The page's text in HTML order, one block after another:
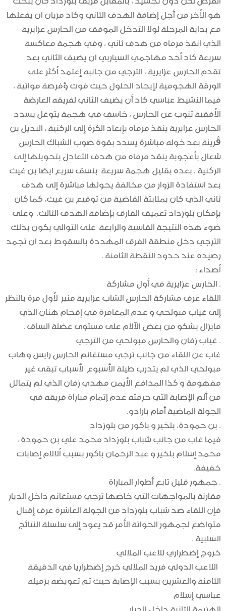
هو الأخر من أجل إضافة الهدف الثاني وكاد مزيان ان يفعلها
مع بداية المرحلة لولا التدخل الموفق من الحارس عزايرية
الذي انقذ مرماه من هدف ثاني ، وفي هجمة معاكسة
سريعة كاد أحد مهاجمي السياربي ان يضيف الثاني بعد
تقدم الحارس عزايرية ، الترجي من جانبه إعتمد أكثر على
الورقة الهجومية لإيجاد الحلول حيث فوت ؤفرصة مواتية ،
فيما النشيط عباسي كاد أن يضيف الثاني لفريقه العارضة
الأفقية تنوب عن الحارس ، خاسف في هجمة يتوغل يسدد
الحارس عزايرية ينقذ مرماه بإبعاد الكرة إلى الركنية ، البديل بن
ڨرينة بعد خوله مباشرة يسدد بقوة صوب الشباك الحارس
شعال بأعجوبة ينقذ مرماه من هدف التعادل بتحويلها إلى
الركنية ، بعده بقليل هجمة سريعة بنسق سريع ايضا بن غيث
بعد استفادة الزوار من مخالفة يحولها مباشرة إلى هدف
ثاني الذي كان بمثابتة القاضية من توقيع بن غيث، كما كان
بإمكان بلوزداد تعميق الفارق بإضافة الهدف الثالث. وعلى
ضوء هذه النتيجة القاسية والرابعة على التوالي يكون بذلك
الترجي دخل منطقة الفرق المهددة بالسقوط بعد ان تجمد
رصيده عند حدود النقطة الثامنة .
أصداء :
. الحارس عزايرية في أول مشاركة
اللقاء عرف مشاركة الحارس الشاب عزايرية منير لأول مرة بالنظر
إلى غياب مبولحي و عدم المغامرة في إقحام هنان الذي
مايزال يشكو من بعض الآلام على مستوى عضلة الساق .
. غياب زفان والحارس مبولحي من الترجي
غاب عن اللقاء من جانب ترجي مستغانم الحارس رايس وهاب
مبولحي الذي لم يتدرب طيلة الأسبوع لأسباب تبقى غير
مفهومة و كذا المدافع الأيمن مهدي زفان الذي لم يتماثل
من ألم الإصابة التي حرمته عدم إتمام مباراة فريقه في
الجولة الماضية أمام بارادو.
. بن حمودة، بلخير و باكور من بلوزداد
فيما غاب من جانب شباب بلوزداد محمد علي بن حمودة ،
محمد إسلام بلخير و عبد الرحمان باكور بسبب ألالام إصابات
خفيفة.
. جمهور قليل تابع أطوار المباراة
مقارنة بالمواجهات التي خاضها ترجي مستغانم داخل الديار
فإن اللقاء ضد شباب بلوزداد من الجولة العاشرة عرف إقبال
متواضع لجمهور الحواتة الأمر قد يعود إلى سلسلة النتائج
السلبية .
خروج إضطراري للاعب الملالي
اللاعب الدولي فريد الملالي خرج إضطراريا في الدقيقة
الثامنة والعشرين بسبب الإصابة حيث تم تعويضه بزميله
عباسي إسلام
الهزيمة الثانية داخل الديار